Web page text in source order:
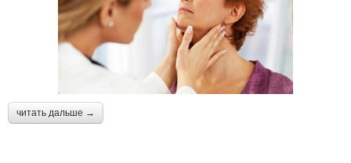
читать дальше →